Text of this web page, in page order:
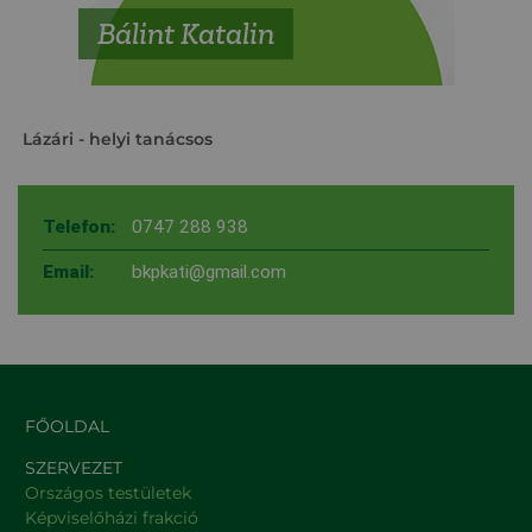
Bálint Katalin
Lázári - helyi tanácsos
Telefon: 0747 288 938
Email: bkpkati@gmail.com
FŐOLDAL
SZERVEZET
Országos testületek
Képviselőházi frakció